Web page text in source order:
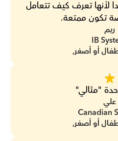
"مثالي"
علي
أو أصغر,
Canadian
تكون ممتعة.
ريم
أو أصغر,
IB